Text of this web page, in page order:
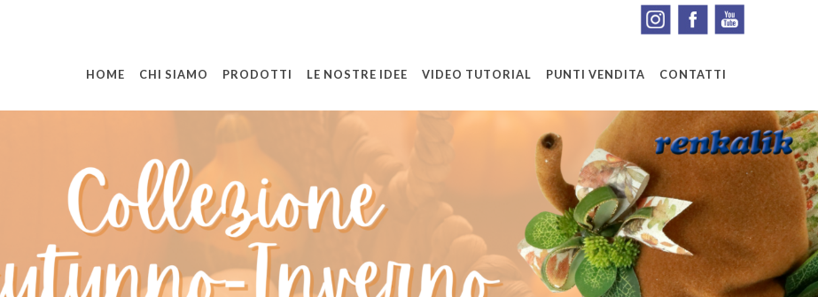
HOME CHI SIAMO PRODOTTI LE NOSTRE IDEE VIDEO TUTORIAL PUNTI VENDITA CONTATTI